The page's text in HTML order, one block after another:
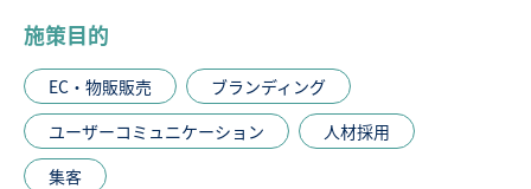
施策目的
EC・物販販売
ブランディング
ユーザーコミュニケーション
人材採用
集客